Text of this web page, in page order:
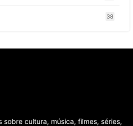
38
cultura, música, filmes, séries,